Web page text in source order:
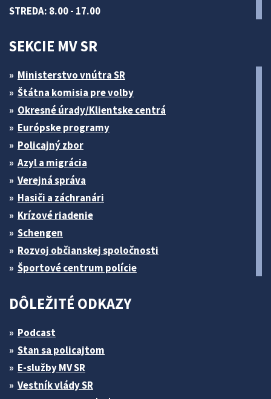
STREDA: 8.00 - 17.00
SEKCIE MV SR
Ministerstvo vnútra SR
Štátna komisia pre volby
Okresné úrady/Klientske centrá
Európske programy
Policajný zbor
Azyl a migrácia
Verejná správa
Hasiči a záchranári
Krízové riadenie
Schengen
Rozvoj občianskej spoločnosti
Športové centrum polície
DÔLEŽITÉ ODKAZY
Podcast
Stan sa policajtom
E-služby MV SR
Vestník vlády SR